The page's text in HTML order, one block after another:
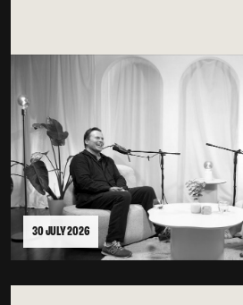
30 JULY 2026